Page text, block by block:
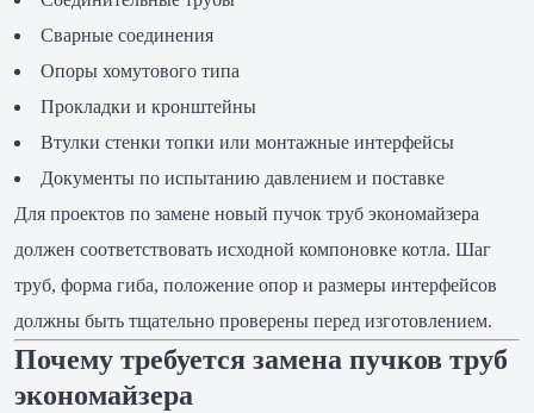
Сварные соединения
Опоры хомутового типа
Прокладки и кронштейны
Втулки стенки топки или монтажные интерфейсы
Документы по испытанию давлением и поставке
Для проектов по замене новый пучок труб экономайзера
должен соответствовать исходной компоновке котла. Шаг
труб, форма гиба, положение опор и размеры интерфейсов
должны быть тщательно проверены перед изготовлением.
Почему требуется замена пучков труб
экономайзера